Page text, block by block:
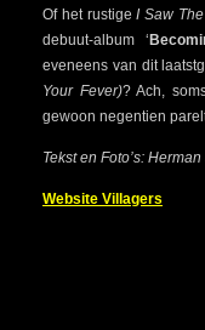
Of het rustige I Saw
debuut-album ‘
eveneens van dit
Your Fever)? Ach,
gewoon negentien
Tekst en Foto’s:
Website Villagers